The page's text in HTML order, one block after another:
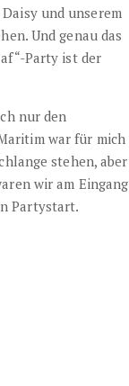
und unserem
Und genau das
Party ist der
nur den
war für mich
stehen, aber
wir am Eingang
Partystart.